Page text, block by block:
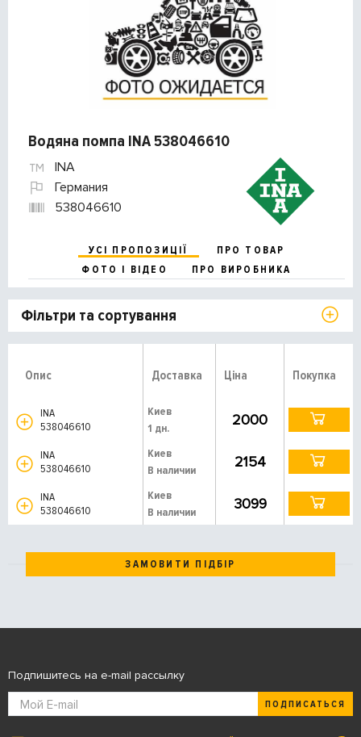
Водяна помпа INA 538046610
INA
Германия
538046610
УСІ ПРОПОЗИЦІЇ
ПРО ТОВАР
ФОТО І ВІДЕО
ПРО ВИРОБНИКА
Фільтри та сортування
Опис Доставка Ціна Покупка
INA
538046610
Киев
1 дн.
2000
INA
538046610
Киев
В наличии
2154
INA
538046610
Киев
В наличии
3099
ЗАМОВИТИ ПІДБІР
Подпишитесь на e-mail рассылку
ПОДПИСАТЬСЯ